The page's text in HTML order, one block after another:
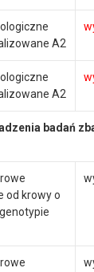
A2
A2
badań
od krowy o